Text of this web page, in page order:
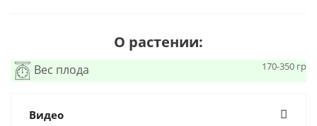
О растении:
Вес плода 170-350 гр
Видео